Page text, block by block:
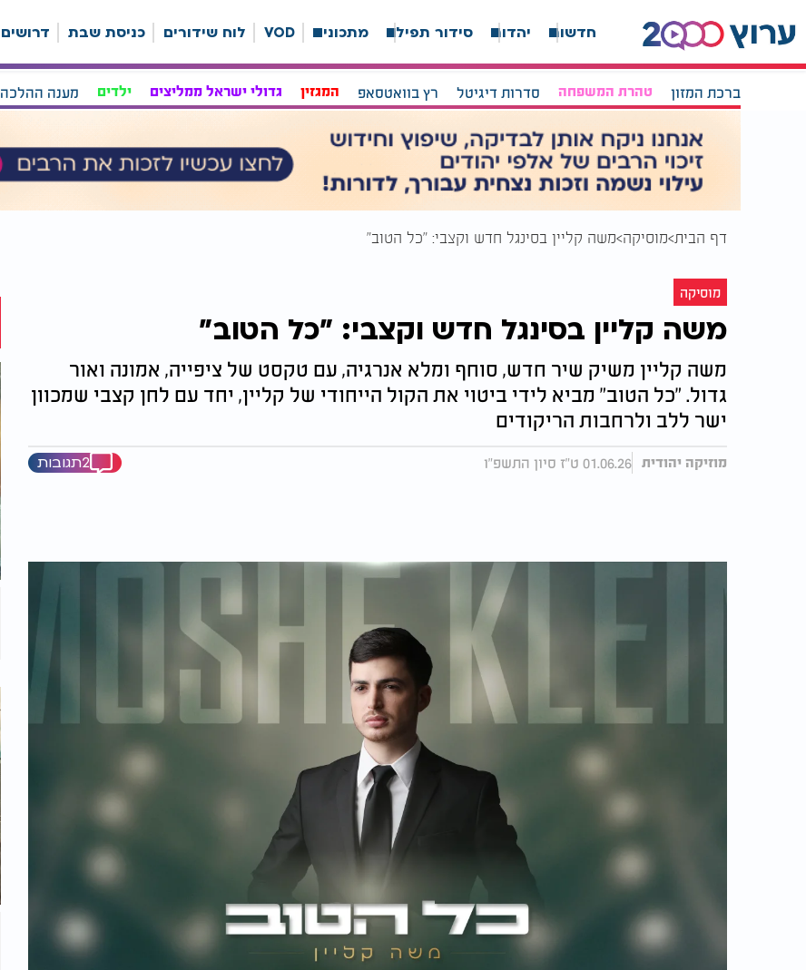
חדשות יהדות סידור תפילה מתכונים VOD לוח שידורים כניסת שבת דרושים
ברכת המזון טהרת המשפחה סדרות דיגיטל רץ בוואטסאפ המגזין גדולי ישראל ממליצים ילדים מענה ההלכה
דף הבית מוסיקה משה קליין בסינגל חדש וקצבי: "כל הטוב"
מוסיקה
משה קליין בסינגל חדש וקצבי: "כל הטוב"
משה קליין משיק שיר חדש, סוחף ומלא אנרגיה, עם טקסט של ציפייה, אמונה ואור
גדול. "כל הטוב" מביא לידי ביטוי את הקול הייחודי של קליין, יחד עם לחן קצבי שמכוון
ישר ללב ולרחבות הריקודים
מוזיקה יהודית 01.06.26 ט"ז סיון התשפ"ו 2תגובות